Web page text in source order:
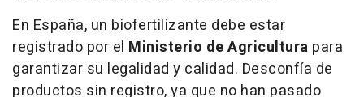
En España, un biofertilizante debe estar
registrado por el Ministerio de Agricultura para
garantizar su legalidad y calidad. Desconfía de
productos sin registro, ya que no han pasado